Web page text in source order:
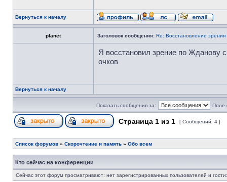
Вернуться к началу
planet Заголовок сообщения: Re: Восстановление зрения
Я восстановил зрение по Жданову
очков
Вернуться к началу
Показать сообщения за: Поле
Страница 1 из 1 [ Сообщений: 4 ]
Список форумов » Скорочтение и память » Обо всем
Кто сейчас на конференции
Сейчас этот форум просматривают: нет зарегистрированных пользователей и